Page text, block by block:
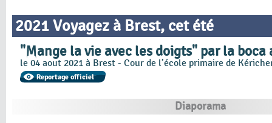
2021 Voyagez à Brest, cet été
"Mange la vie avec les doigts" par la boca
le 04 aout 2021 à Brest - Cour de l’école primaire de
Diaporama